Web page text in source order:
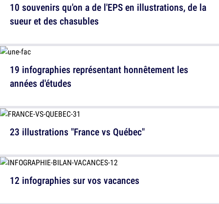
19 infographies représentant honnêtement les
années d'études
12 infographies sur vos vacances
10 souvenirs qu'on a de l'EPS en illustrations, de la
sueur et des chasubles
23 illustrations "France vs Québec"